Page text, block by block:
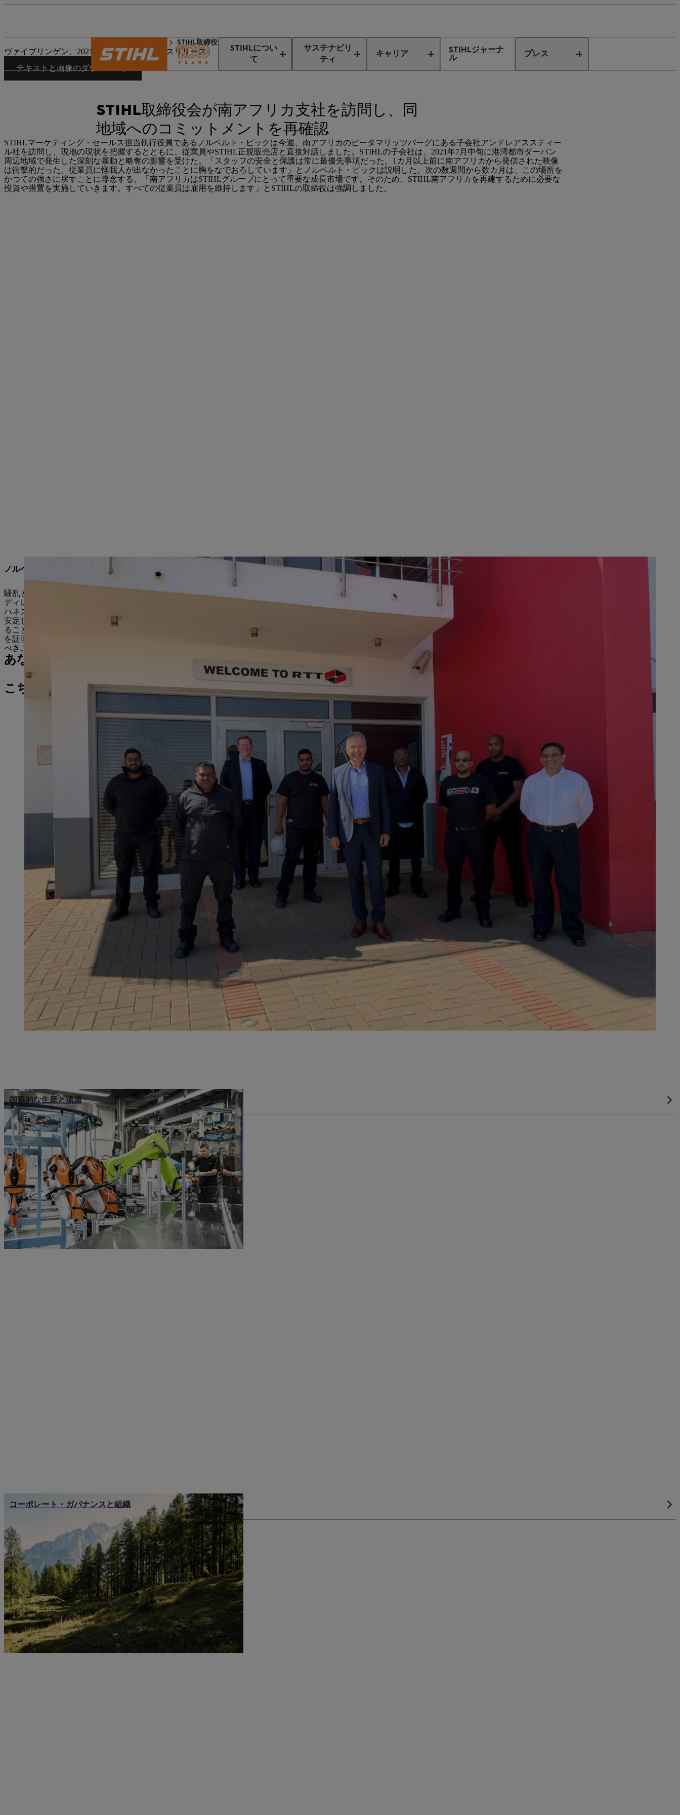
STIHLについ
て
サステナビリ
ティ
キャリア STIHLジャーナ
ル プレス
STIHL取締役会が南アフリカ支社を訪問し、同地域へのコミットメントを再確認
ヴァイブリンゲン、2021年9月2日｜会社プレスリリース
テキストと画像のダウンロード
STIHL取締役会が南アフリカ支社を訪問し、同
地域へのコミットメントを再確認
STIHLマーケティング・セールス担当執行役員であるノルベルト・ピックは今週、南アフリカのピータマリッツバーグにある子会社アンドレアススティー
ル社を訪問し、現地の現状を把握するとともに、従業員やSTIHL正規販売店と直接対話しました。STIHLの子会社は、2021年7月中旬に港湾都市ダーバン
周辺地域で発生した深刻な暴動と略奪の影響を受けた。「スタッフの安全と保護は常に最優先事項だった。1カ月以上前に南アフリカから発信された映像
は衝撃的だった。従業員に怪我人が出なかったことに胸をなでおろしています」とノルベルト・ピックは説明した。次の数週間から数カ月は、この場所を
かつての強さに戻すことに専念する。「南アフリカはSTIHLグループにとって重要な成長市場です。そのため、STIHL南アフリカを再建するために必要な
投資や措置を実施していきます。すべての従業員は雇用を維持します」とSTIHLの取締役は強調しました。
ノルベルト・ピックは従業員に感謝する
騒乱と略奪の過程で、子会社の倉庫は完全に破壊され、管理棟も大きな被害を受けた。ドイツの親会社であるSTIHLは、STIHL南アフリカのマネージング
ディレクターであるヘイデン・ハットンと協力し、子会社の従業員約40名の保護と福利厚生のための危機管理チームを直ちに立ち上げました。例えば、ヨ
ハネスブルグに仮倉庫を建設し、倉庫で働く従業員に宿泊施設を提供しました。これらの措置を迅速に講じたおかげで、STIHL南アフリカは現在、比較的
安定した立場にあります。「8月初旬にSTIHL正規販売店に最初の納入を行うことができ、南アフリカにおける当社製品に対する継続的な高い需要に応え
ることができました。従業員の並外れたチームワークのおかげで、私たちは迅速に復旧し、配達を行うことができました。STIHLが単なる企業でないこと
を証明するのは、特にこのような困難な時なのです。私たちは家族経営のビジネスで、みんなが助け合い、互いに助け合っています。そして、それは誇る
べきことだ」と、ノルベルト・ピックは労働力を賞賛した。
あなたのプレス連絡先
こちらもご覧ください
国際的な生産と流通
コーポレート・ガバナンスと組織